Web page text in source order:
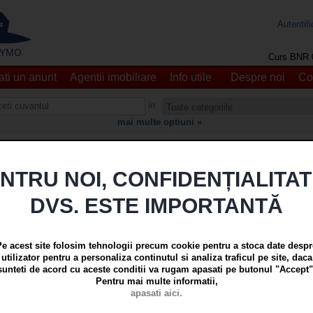
Curs BNR
un anunt Agentii imobiliare Info utile Despre noi
in
mai multe optiuni »
dumneavoastra sa fie promovat pe acest portal
in regim ANUNTURI PARTICULARI (serviciu cu plata, click
avea multiple avantaje:
si promovare sunt suportate de agentia imobiliara
cu traditie, ce s-au impus pe piata galateana prin seriozitate,
NOI,
DVS. ESTE IMPORTANTĂ
acest site folosim tehnologii precum cookie pentru a stoca date
utilizator pentru a personaliza continutul si analiza traficul pe site, daca
de acord cu aceste conditii va rugam apasati pe butonul
Pentru mai multe informatii,
apasati aici.